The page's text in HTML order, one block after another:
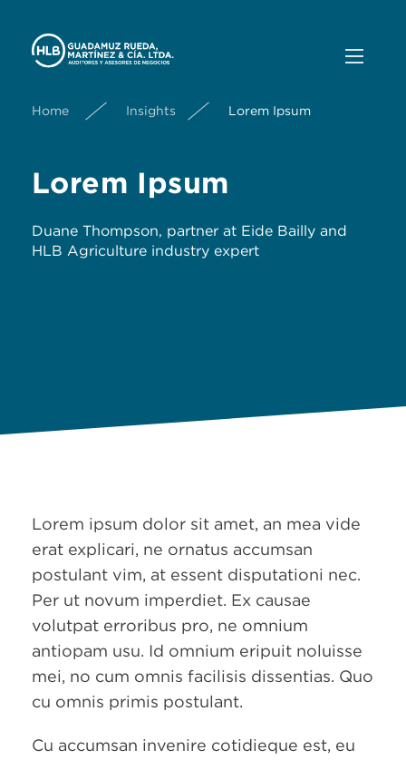
Home Insights Lorem Ipsum
Lorem Ipsum
Duane Thompson, partner at Eide Bailly and
HLB Agriculture industry expert
Lorem ipsum dolor sit amet, an mea vide
erat explicari, ne ornatus accumsan
postulant vim, at essent disputationi nec.
Per ut novum imperdiet. Ex causae
volutpat erroribus pro, ne omnium
antiopam usu. Id omnium eripuit noluisse
mei, no cum omnis facilisis dissentias. Quo
cu omnis primis postulant.
Cu accumsan invenire cotidieque est, eu